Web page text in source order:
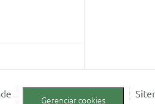
Gerenciar cookies